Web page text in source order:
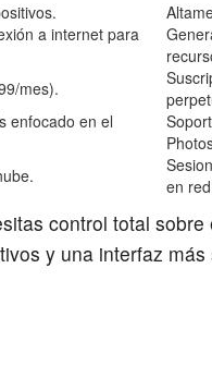
a internet para
mes).
enfocado en el
en
control total
y una interfaz